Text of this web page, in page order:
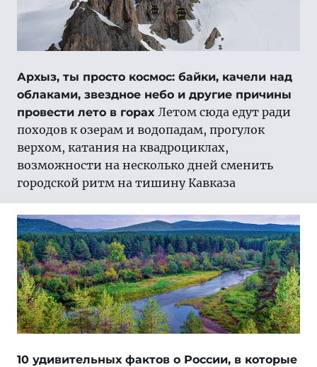
Архыз, ты просто космос: байки, качели над
облаками, звездное небо и другие причины
провести лето в горах Летом сюда едут ради
походов к озерам и водопадам, прогулок
верхом, катания на квадроциклах,
возможности на несколько дней сменить
городской ритм на тишину Кавказа
10 удивительных фактов о России, в которые